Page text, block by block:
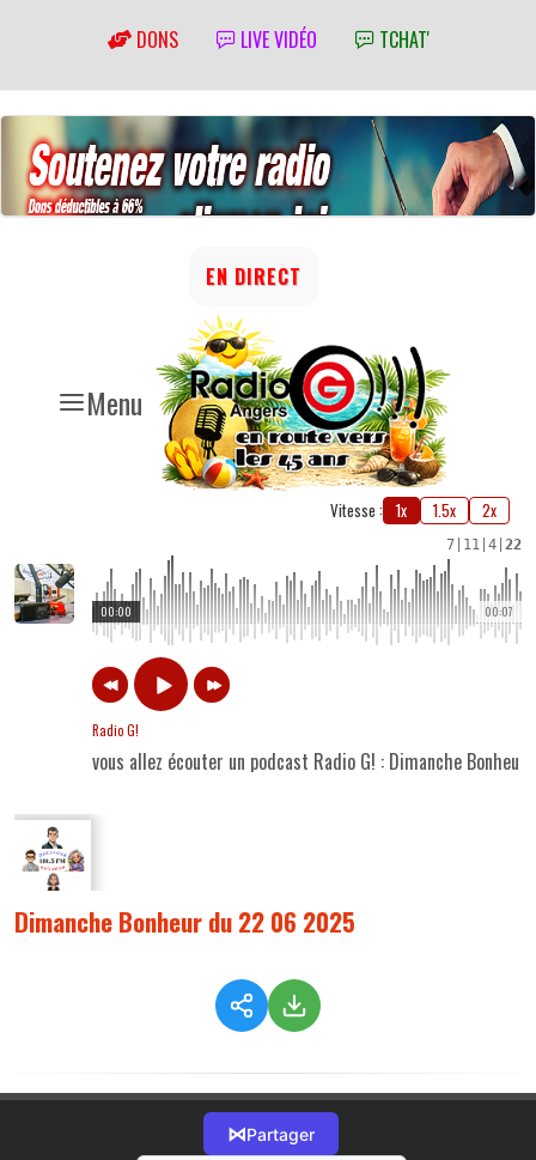
DONS LIVE VIDÉO TCHAT'
Menu
EN DIRECT
Vitesse : 1x 1.5x 2x
7 11 4 22
00:07
00:00
Radio G!
vous allez écouter un podcast Radio G! : Dimanche
Dimanche Bonheur du 22 06 2025
⋈Partager